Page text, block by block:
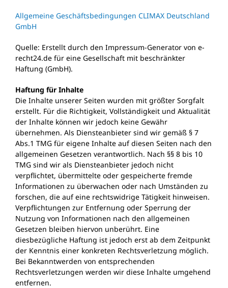
Allgemeine Geschäftsbedingungen CLIMAX Deutschland
GmbH
Quelle: Erstellt durch den Impressum-Generator von e-
recht24.de für eine Gesellschaft mit beschränkter
Haftung (GmbH).
Haftung für Inhalte
Die Inhalte unserer Seiten wurden mit größter Sorgfalt
erstellt. Für die Richtigkeit, Vollständigkeit und Aktualität
der Inhalte können wir jedoch keine Gewähr
übernehmen. Als Diensteanbieter sind wir gemäß § 7
Abs.1 TMG für eigene Inhalte auf diesen Seiten nach den
allgemeinen Gesetzen verantwortlich. Nach §§ 8 bis 10
TMG sind wir als Diensteanbieter jedoch nicht
verpflichtet, übermittelte oder gespeicherte fremde
Informationen zu überwachen oder nach Umständen zu
forschen, die auf eine rechtswidrige Tätigkeit hinweisen.
Verpflichtungen zur Entfernung oder Sperrung der
Nutzung von Informationen nach den allgemeinen
Gesetzen bleiben hiervon unberührt. Eine
diesbezügliche Haftung ist jedoch erst ab dem Zeitpunkt
der Kenntnis einer konkreten Rechtsverletzung möglich.
Bei Bekanntwerden von entsprechenden
Rechtsverletzungen werden wir diese Inhalte umgehend
entfernen.